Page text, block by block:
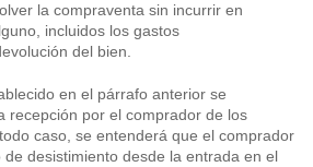
la compraventa sin incurrir en
incluidos los gastos
del bien.
en el párrafo anterior se
recepción por el comprador de los
caso, se entenderá que el comprador
desistimiento desde la entrada en el